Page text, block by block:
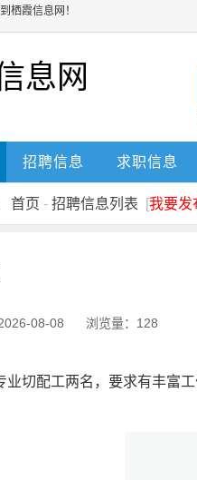
栖霞信息网！
息网
招聘信息 求职信息
首页 - 招聘信息列表 [我要发
2026-08-08 浏览量：128
业切配工两名，要求有丰富